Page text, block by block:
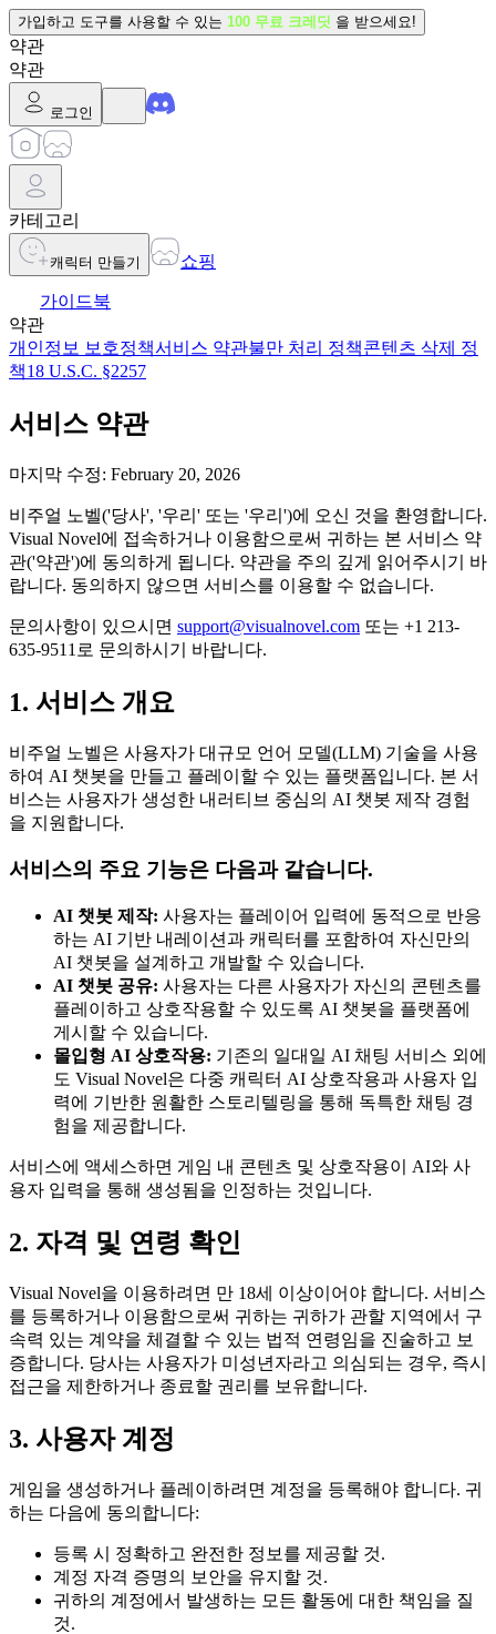
가입하고 도구를 사용할 수 있는 100 무료 크레딧 을 받으세요!
약관
약관
로그인
카테고리
캐릭터 만들기 쇼핑
가이드북
약관
개인정보 보호정책서비스 약관불만 처리 정책콘텐츠 삭제 정
책18 U.S.C. §2257
서비스 약관
마지막 수정: February 20, 2026
비주얼 노벨('당사', '우리' 또는 '우리')에 오신 것을 환영합니다.
Visual Novel에 접속하거나 이용함으로써 귀하는 본 서비스 약
관('약관')에 동의하게 됩니다. 약관을 주의 깊게 읽어주시기 바
랍니다. 동의하지 않으면 서비스를 이용할 수 없습니다.
문의사항이 있으시면 support@visualnovel.com 또는 +1 213-
635-9511로 문의하시기 바랍니다.
1. 서비스 개요
비주얼 노벨은 사용자가 대규모 언어 모델(LLM) 기술을 사용
하여 AI 챗봇을 만들고 플레이할 수 있는 플랫폼입니다. 본 서
비스는 사용자가 생성한 내러티브 중심의 AI 챗봇 제작 경험
을 지원합니다.
서비스의 주요 기능은 다음과 같습니다.
AI 챗봇 제작: 사용자는 플레이어 입력에 동적으로 반응
하는 AI 기반 내레이션과 캐릭터를 포함하여 자신만의
AI 챗봇을 설계하고 개발할 수 있습니다.
AI 챗봇 공유: 사용자는 다른 사용자가 자신의 콘텐츠를
플레이하고 상호작용할 수 있도록 AI 챗봇을 플랫폼에
게시할 수 있습니다.
몰입형 AI 상호작용: 기존의 일대일 AI 채팅 서비스 외에
도 Visual Novel은 다중 캐릭터 AI 상호작용과 사용자 입
력에 기반한 원활한 스토리텔링을 통해 독특한 채팅 경
험을 제공합니다.
서비스에 액세스하면 게임 내 콘텐츠 및 상호작용이 AI와 사
용자 입력을 통해 생성됨을 인정하는 것입니다.
2. 자격 및 연령 확인
Visual Novel을 이용하려면 만 18세 이상이어야 합니다. 서비스
를 등록하거나 이용함으로써 귀하는 귀하가 관할 지역에서 구
속력 있는 계약을 체결할 수 있는 법적 연령임을 진술하고 보
증합니다. 당사는 사용자가 미성년자라고 의심되는 경우, 즉시
접근을 제한하거나 종료할 권리를 보유합니다.
3. 사용자 계정
게임을 생성하거나 플레이하려면 계정을 등록해야 합니다. 귀
하는 다음에 동의합니다:
등록 시 정확하고 완전한 정보를 제공할 것.
계정 자격 증명의 보안을 유지할 것.
귀하의 계정에서 발생하는 모든 활동에 대한 책임을 질
것.